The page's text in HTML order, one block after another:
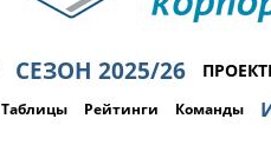
СЕЗОН 2025/26
Таблицы Рейтинги Команды